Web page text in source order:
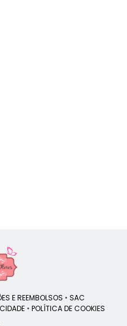
E REEMBOLSOS • SAC
• POLÍTICA DE COOKIES